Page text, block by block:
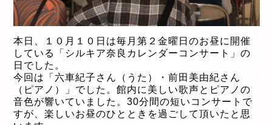
本日、１０ 月１０ 日は毎月第２金曜日のお昼に開催
している「シルキア奈良カレンダーコンサート」の
日でした。
今回は「六車紀子さん（うた）・前田美由紀さん
（ピアノ）」でした。館内に美しい歌声とピアノの
音色が響いていました。30分間の短いコンサートで
すが、楽しいお昼のひとときを過ごして頂いたと思